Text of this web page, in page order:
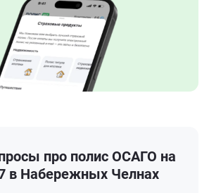
про полис ОСАГО на
в Набережных Челнах